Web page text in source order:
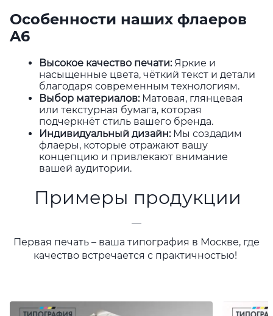
Особенности наших флаеров
A6
Высокое качество печати: Яркие и
насыщенные цвета, чёткий текст и детали
благодаря современным технологиям.
Выбор материалов: Матовая, глянцевая
или текстурная бумага, которая
подчеркнёт стиль вашего бренда.
Индивидуальный дизайн:Мы создадим
флаеры, которые отражают вашу
концепцию и привлекают внимание
вашей аудитории.
Примеры продукции
—
Первая печать – ваша типография в Москве, где
качество встречается с практичностью!